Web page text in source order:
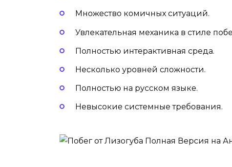
Множество комичных ситуаций.
Увлекательная механика в стиле
Полностью интерактивная среда.
Несколько уровней сложности.
Полностью на русском языке.
Невысокие системные требования.